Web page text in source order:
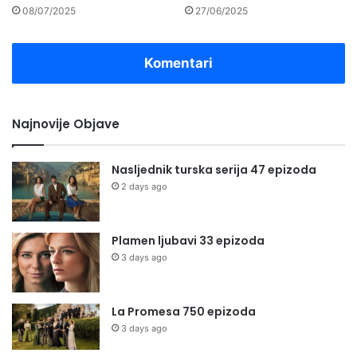
08/07/2025 27/06/2025
Komentari
Najnovije Objave
Nasljednik turska serija 47 epizoda
2 days ago
Plamen ljubavi 33 epizoda
3 days ago
La Promesa 750 epizoda
3 days ago